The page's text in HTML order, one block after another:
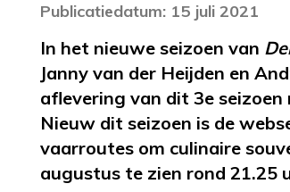
Publicatiedatum: 15 juli 2021
In het nieuwe seizoen van
Janny van der Heijden en
aflevering van dit 3e seizoen
Nieuw dit seizoen is de
vaarroutes om culinaire
augustus te zien rond 21.25